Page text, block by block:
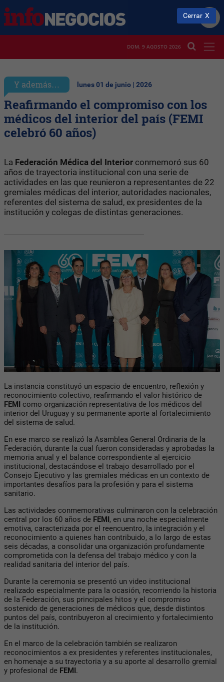
DOM. 9 AGOSTO 2026
Y además… lunes 01 de junio | 2026
Reafirmando el compromiso con los
médicos del interior del país (FEMI
celebró 60 años)
La Federación Médica del Interior conmemoró sus 60
años de trayectoria institucional con una serie de
actividades en las que reunieron a representantes de 22
gremiales médicas del interior, autoridades nacionales,
referentes del sistema de salud, ex presidentes de la
institución y colegas de distintas generaciones.
La instancia constituyó un espacio de encuentro, reflexión y
reconocimiento colectivo, reafirmando el valor histórico de
FEMI como organización representativa de los médicos del
interior del Uruguay y su permanente aporte al fortalecimiento
del sistema de salud.
En ese marco se realizó la Asamblea General Ordinaria de la
Federación, durante la cual fueron consideradas y aprobadas la
memoria anual y el balance correspondiente al ejercicio
institucional, destacándose el trabajo desarrollado por el
Consejo Ejecutivo y las gremiales médicas en un contexto de
importantes desafíos para la profesión y para el sistema
sanitario.
Las actividades conmemorativas culminaron con la celebración
central por los 60 años de FEMI, en una noche especialmente
emotiva, caracterizada por el reencuentro, la integración y el
reconocimiento a quienes han contribuido, a lo largo de estas
seis décadas, a consolidar una organización profundamente
comprometida con la defensa del trabajo médico y con la
realidad sanitaria del interior del país.
Durante la ceremonia se presentó un video institucional
realizado especialmente para la ocasión, recorriendo la historia
de la Federación, sus principales hitos y el compromiso
sostenido de generaciones de médicos que, desde distintos
puntos del país, contribuyeron al crecimiento y fortalecimiento
de la institución.
En el marco de la celebración también se realizaron
reconocimientos a ex presidentes y referentes institucionales,
en homenaje a su trayectoria y a su aporte al desarrollo gremial
y profesional de FEMI.
Cerrar